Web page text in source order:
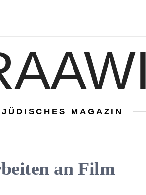
JÜDISCHES MAGAZIN
an Film